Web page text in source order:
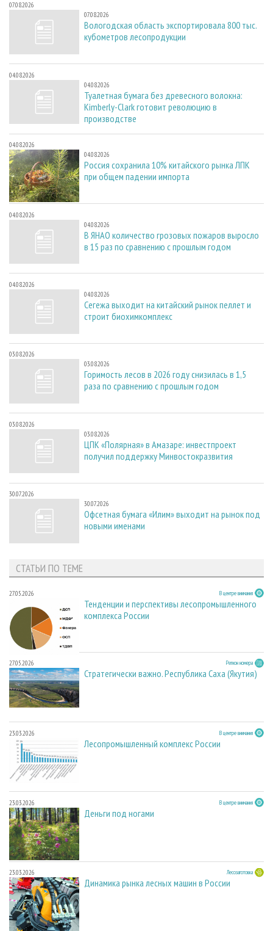
07.08.2026
07.08.2026
Вологодская область экспортировала 800 тыс.
кубометров лесопродукции
04.08.2026
04.08.2026
Туалетная бумага без древесного волокна:
Kimberly-Clark готовит революцию в
производстве
04.08.2026
04.08.2026
Россия сохранила 10% китайского рынка ЛПК
при общем падении импорта
04.08.2026
04.08.2026
В ЯНАО количество грозовых пожаров выросло
в 15 раз по сравнению с прошлым годом
04.08.2026
04.08.2026
Сегежа выходит на китайский рынок пеллет и
строит биохимкомплекс
03.08.2026
03.08.2026
Горимость лесов в 2026 году снизилась в 1,5
раза по сравнению с прошлым годом
03.08.2026
03.08.2026
ЦПК «Полярная» в Амазаре: инвестпроект
получил поддержку Минвостокразвития
30.07.2026
30.07.2026
Офсетная бумага «Илим» выходит на рынок под
новыми именами
СТАТЬИ ПО ТЕМЕ
27.05.2026 В центре внимания
Тенденции и перспективы лесопромышленного
комплекса России
27.05.2026 Регион номера
Стратегически важно. Республика Саха (Якутия)
23.03.2026 В центре внимания
Лесопромышленный комплекс России
23.03.2026 В центре внимания
Деньги под ногами
23.03.2026 Лесозаготовка
Динамика рынка лесных машин в России